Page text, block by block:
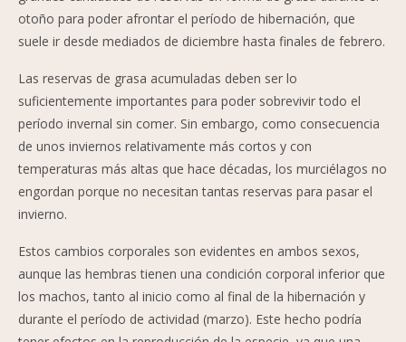
otoño para poder afrontar el período de hibernación, que
suele ir desde mediados de diciembre hasta finales de febrero.
Las reservas de grasa acumuladas deben ser lo
suficientemente importantes para poder sobrevivir todo el
período invernal sin comer. Sin embargo, como consecuencia
de unos inviernos relativamente más cortos y con
temperaturas más altas que hace décadas, los murciélagos no
engordan porque no necesitan tantas reservas para pasar el
invierno.
Estos cambios corporales son evidentes en ambos sexos,
aunque las hembras tienen una condición corporal inferior que
los machos, tanto al inicio como al final de la hibernación y
durante el período de actividad (marzo). Este hecho podría